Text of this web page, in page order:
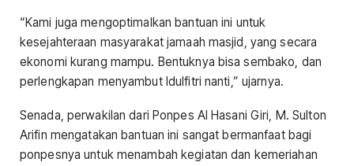
“Kami juga mengoptimalkan bantuan ini untuk
kesejahteraan masyarakat jamaah masjid, yang secara
ekonomi kurang mampu. Bentuknya bisa sembako, dan
perlengkapan menyambut Idulfitri nanti,” ujarnya.
Senada, perwakilan dari Ponpes Al Hasani Giri, M. Sulton
Arifin mengatakan bantuan ini sangat bermanfaat bagi
ponpesnya untuk menambah kegiatan dan kemeriahan